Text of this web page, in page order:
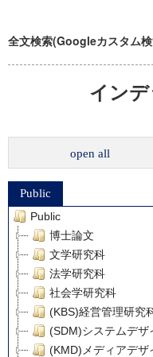
全文検索(Googleカスタム
イン
open all
Public
Public
博士論文
文学研究科
法学研究科
社会学研究科
(KBS)経営管理研究
(SDM)システムデザ
(KMD)メディアデザ